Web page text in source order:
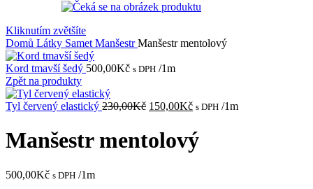
Kliknutím zvětšíte
Domů Látky Samet ManšestrManšestr mentolový
Kord tmavší šedý 500,00Kč s DPH /1m
Zpět na produkty
Tyl červený elastický 230,00Kč Původní
byla:
230,00Kč.
150,00KčAktuální
je:
150,00Kč.
s DPH /1m
Manšestr mentolový
500,00Kč s DPH /1m